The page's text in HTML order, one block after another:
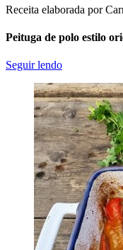
Receita elaborada por
Peituga de polo estilo
Seguir lendo